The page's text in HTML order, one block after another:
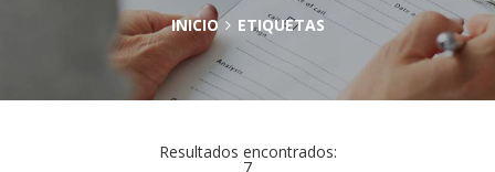
INICIO ETIQUETAS
Resultados encontrados:
7